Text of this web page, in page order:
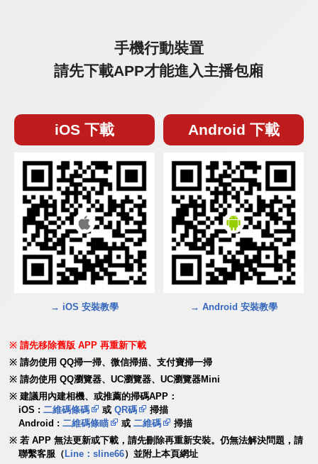
手機行動裝置
請先下載APP才能進入主播包廂
iOS 下載
→ iOS 安裝教學
Android 下載
→ Android 安裝教學
請先移除舊版 APP 再重新下載
請勿使用 QQ掃一掃、微信掃描、支付寶掃一掃
請勿使用 QQ瀏覽器、UC瀏覽器、UC瀏覽器Mini
建議用內建相機、或推薦的掃碼APP：
iOS :二維碼條碼 或QR碼
掃描
Android :二維碼條瞄 或二維碼
掃描
若 APP 無法更新或下載，請先刪除再重新安裝。仍無法解決問題，請
聯繫客服（ Line：sline66）並附上本頁網址